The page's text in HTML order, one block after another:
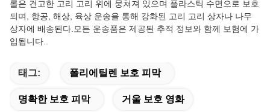
롤은 견고한 고리 고리 위에 뭉쳐져 있으며 플라스틱 수면으로 보호
되며, 항공, 해상, 육상 운송을 통해 강화된 고리 고리 상자나 나무
상자에 배송된다.모든 운송품은 제공된 추적 정보와 함께 보험에 가
입됩니다..
태그: 폴리에틸렌 보호 피막
명확한 보호 피막 거울 보호 영화